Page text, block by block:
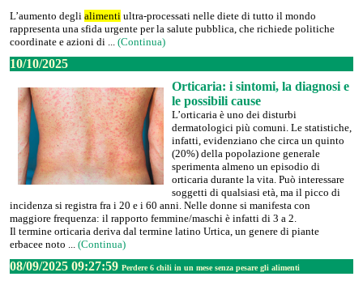
L’aumento degli alimenti ultra-processati nelle diete di tutto il mondo
rappresenta una sfida urgente per la salute pubblica, che richiede politiche
coordinate e azioni di ... (Continua)
10/10/2025
Orticaria: i sintomi, la diagnosi e
le possibili cause
L’orticaria è uno dei disturbi
dermatologici più comuni. Le statistiche,
infatti, evidenziano che circa un quinto
(20%) della popolazione generale
sperimenta almeno un episodio di
orticaria durante la vita. Può interessare
soggetti di qualsiasi età, ma il picco di
incidenza si registra fra i 20 e i 60 anni. Nelle donne si manifesta con
maggiore frequenza: il rapporto femmine/maschi è infatti di 3 a 2.
Il termine orticaria deriva dal termine latino Urtica, un genere di piante
erbacee noto ... (Continua)
08/09/2025 09:27:59 Perdere 6 chili in un mese senza pesare gli alimenti